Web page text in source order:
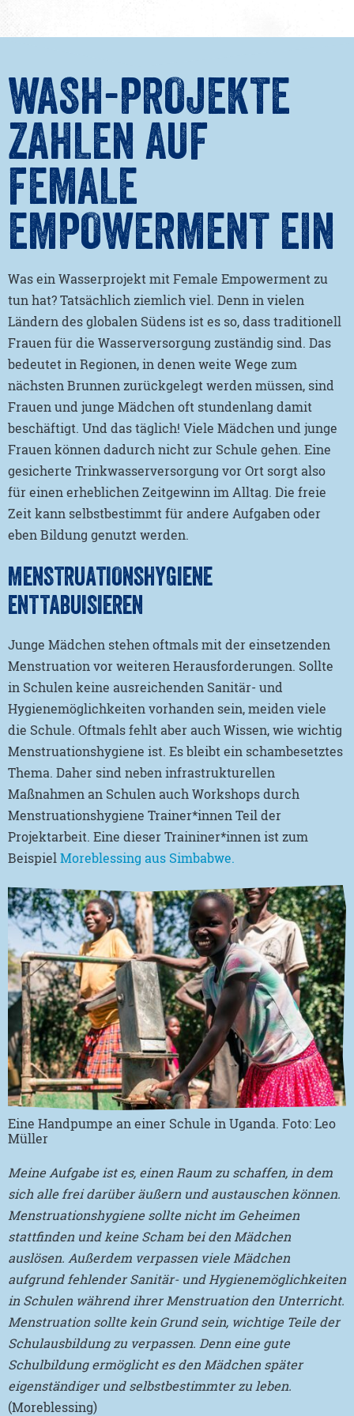
WASH-PROJEKTE
ZAHLEN AUF
FEMALE
EMPOWERMENT EIN
Was ein Wasserprojekt mit Female Empowerment zu
tun hat? Tatsächlich ziemlich viel. Denn in vielen
Ländern des globalen Südens ist es so, dass traditionell
Frauen für die Wasserversorgung zuständig sind. Das
bedeutet in Regionen, in denen weite Wege zum
nächsten Brunnen zurückgelegt werden müssen, sind
Frauen und junge Mädchen oft stundenlang damit
beschäftigt. Und das täglich! Viele Mädchen und junge
Frauen können dadurch nicht zur Schule gehen. Eine
gesicherte Trinkwasserversorgung vor Ort sorgt also
für einen erheblichen Zeitgewinn im Alltag. Die freie
Zeit kann selbstbestimmt für andere Aufgaben oder
eben Bildung genutzt werden.
MENSTRUATIONSHYGIENE
ENTTABUISIEREN
Junge Mädchen stehen oftmals mit der einsetzenden
Menstruation vor weiteren Herausforderungen. Sollte
in Schulen keine ausreichenden Sanitär- und
Hygienemöglichkeiten vorhanden sein, meiden viele
die Schule. Oftmals fehlt aber auch Wissen, wie wichtig
Menstruationshygiene ist. Es bleibt ein schambesetztes
Thema. Daher sind neben infrastrukturellen
Maßnahmen an Schulen auch Workshops durch
Menstruationshygiene Trainer*innen Teil der
Projektarbeit. Eine dieser Traininer*innen ist zum
BeispielMoreblessing aus Simbabwe.
Eine Handpumpe an einer Schule in Uganda. Foto: Leo
Müller
Meine Aufgabe ist es, einen Raum zu schaffen, in dem
sich alle frei darüber äußern und austauschen können.
Menstruationshygiene sollte nicht im Geheimen
stattfinden und keine Scham bei den Mädchen
auslösen. Außerdem verpassen viele Mädchen
aufgrund fehlender Sanitär- und Hygienemöglichkeiten
in Schulen während ihrer Menstruation den Unterricht.
Menstruation sollte kein Grund sein, wichtige Teile der
Schulausbildung zu verpassen. Denn eine gute
Schulbildung ermöglicht es den Mädchen später
eigenständiger und selbstbestimmter zu leben.
(Moreblessing)